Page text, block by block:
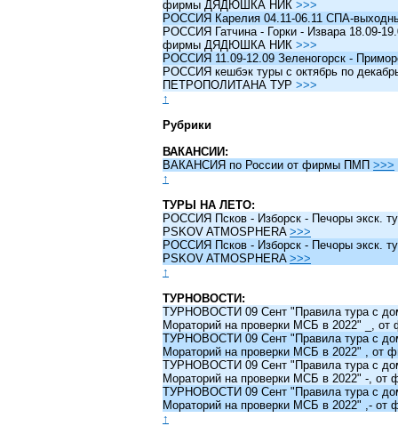
фирмы ДЯДЮШКА НИК >>>
РОССИЯ Карелия 04.11-06.11 СПА-
РОССИЯ Гатчина - Горки - Извара 18.09-
фирмы ДЯДЮШКА НИК >>>
РОССИЯ 11.09-12.09 Зеленогорск -
РОССИЯ кешбэк туры c октябрь по
ПЕТРОПОЛИТАНА ТУР >>>
↑
Рубрики
ВАКАНСИИ:
ВАКАНСИЯ по России от фирмы ПМП >>>
↑
ТУРЫ НА ЛЕТО:
РОССИЯ Псков - Изборск - Печоры экск.
PSKOV ATMOSPHERA >>>
РОССИЯ Псков - Изборск - Печоры экск.
PSKOV ATMOSPHERA >>>
↑
ТУРНОВОСТИ:
ТУРНОВОСТИ 09 Сент "Правила тура с
Мораторий на проверки МСБ в 2022" _,
ТУРНОВОСТИ 09 Сент "Правила тура с
Мораторий на проверки МСБ в 2022" ,
ТУРНОВОСТИ 09 Сент "Правила тура с
Мораторий на проверки МСБ в 2022" -,
ТУРНОВОСТИ 09 Сент "Правила тура с
Мораторий на проверки МСБ в 2022" ,-
↑